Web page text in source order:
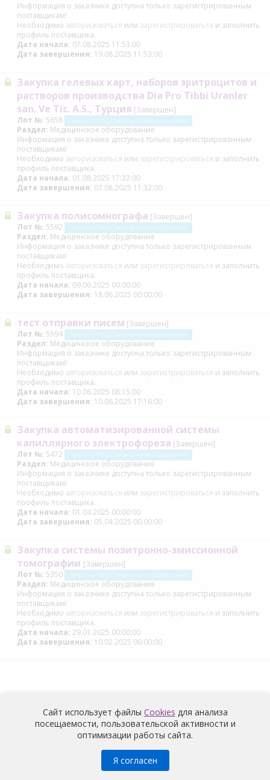
Информация о заказчике доступна только зарегистрированным
поставщикам!
Необходимо авторизоваться или зарегистрироваться и заполнить
профиль поставщика.
Дата начала: 07.08.2025 11:53:00
Дата завершения: 19.08.2025 11:53:00
Закупка гелевых карт, наборов эритроцитов и
растворов производства Dia Pro Tibbi Uranler
san. Ve Tic. A.S., Турция [Завершен]
Лот №: 5658 Запрос на ТМЦ (С) медицинское оборудование
Раздел: Медицинское оборудование
Информация о заказчике доступна только зарегистрированным
поставщикам!
Необходимо авторизоваться или зарегистрироваться и заполнить
профиль поставщика.
Дата начала: 01.08.2025 17:32:00
Дата завершения: 07.08.2025 11:32:00
Закупка полисомнографа [Завершен]
Лот №: 5592 Запрос на ТМЦ (С) медицинское оборудование
Раздел: Медицинское оборудование
Информация о заказчике доступна только зарегистрированным
поставщикам!
Необходимо авторизоваться или зарегистрироваться и заполнить
профиль поставщика.
Дата начала: 09.06.2025 00:00:00
Дата завершения: 18.06.2025 00:00:00
тест отправки писем [Завершен]
Лот №: 5594 Запрос на ТМЦ (С) медицинское оборудование
Раздел: Медицинское оборудование
Информация о заказчике доступна только зарегистрированным
поставщикам!
Необходимо авторизоваться или зарегистрироваться и заполнить
профиль поставщика.
Дата начала: 10.06.2025 08:15:00
Дата завершения: 10.06.2025 17:16:00
Закупка автоматизированной системы
капиллярного электрофореза [Завершен]
Лот №: 5472 Запрос на ТМЦ (С) медицинское оборудование
Раздел: Медицинское оборудование
Информация о заказчике доступна только зарегистрированным
поставщикам!
Необходимо авторизоваться или зарегистрироваться и заполнить
профиль поставщика.
Дата начала: 01.04.2025 00:00:00
Дата завершения: 05.04.2025 00:00:00
Закупка системы позитронно-эмиссионной
томографии [Завершен]
Лот №: 5350 Запрос на ТМЦ (С) медицинское оборудование
Раздел: Медицинское оборудование
Информация о заказчике доступна только зарегистрированным
поставщикам!
Необходимо авторизоваться или зарегистрироваться и заполнить
профиль поставщика.
Дата начала: 29.01.2025 00:00:00
Дата завершения: 10.02.2025 00:00:00
© 2026 | Политика конфиденциальности
Сайт использует файлы Cookies для анализа
посещаемости, пользовательской активности и
оптимизации работы сайта.
Я согласен